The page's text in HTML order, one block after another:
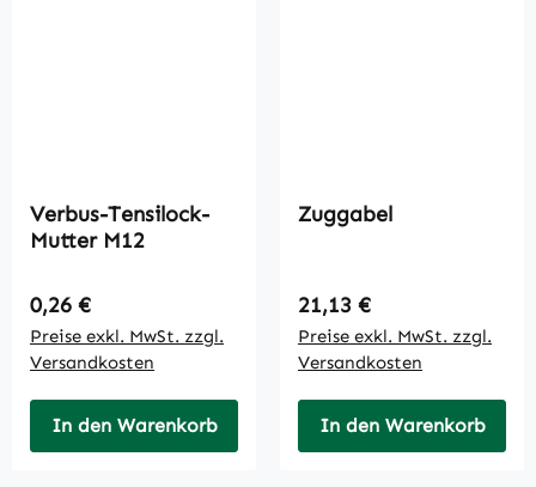
Verbus-Tensilock-
Mutter M12
Regulärer Preis:
0,26 €
Preise exkl. MwSt. zzgl.
Versandkosten
In den Warenkorb
Zuggabel
Regulärer Preis:
21,13 €
Preise exkl. MwSt. zzgl.
Versandkosten
In den Warenkorb